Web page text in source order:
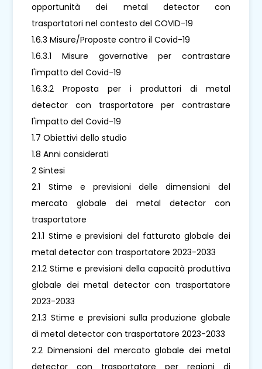
opportunità dei metal detector con
trasportatori nel contesto del COVID-19
1.6.3 Misure/Proposte contro il Covid-19
1.6.3.1 Misure governative per contrastare
l'impatto del Covid-19
1.6.3.2 Proposta per i produttori di metal
detector con trasportatore per contrastare
l'impatto del Covid-19
1.7 Obiettivi dello studio
1.8 Anni considerati
2 Sintesi
2.1 Stime e previsioni delle dimensioni del
mercato globale dei metal detector con
trasportatore
2.1.1 Stime e previsioni del fatturato globale dei
metal detector con trasportatore 2023-2033
2.1.2 Stime e previsioni della capacità produttiva
globale dei metal detector con trasportatore
2023-2033
2.1.3 Stime e previsioni sulla produzione globale
di metal detector con trasportatore 2023-2033
2.2 Dimensioni del mercato globale dei metal
detector con trasportatore per regioni di